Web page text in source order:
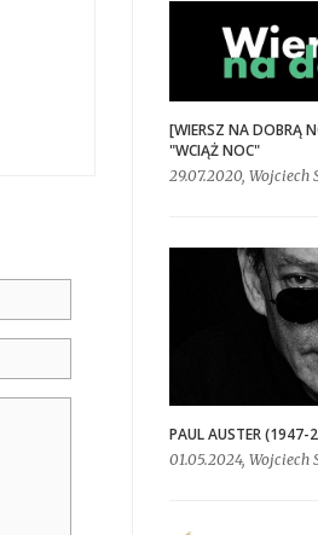
[WIERSZ NA DOBRĄ
"WCIĄŻ NOC"
29.07.2020, Wojciech
PAUL AUSTER (1947-
01.05.2024, Wojciech